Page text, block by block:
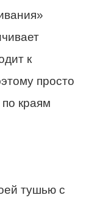
к
просто
краям
тушью с